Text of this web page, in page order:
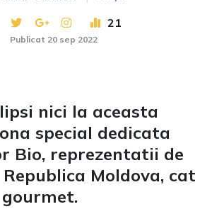
21
Publicat 20 sep 2022
nici la aceasta
special dedicata
Bio, reprezentatii de
Moldova, cat